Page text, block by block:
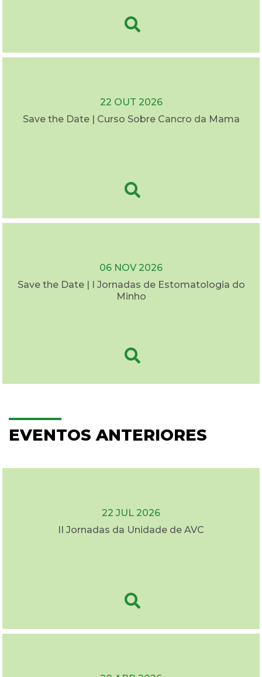
22 OUT 2026
Save the Date | Curso Sobre Cancro da Mama
06 NOV 2026
Save the Date | I Jornadas de Estomatologia do
Minho
EVENTOS ANTERIORES
22 JUL 2026
II Jornadas da Unidade de AVC